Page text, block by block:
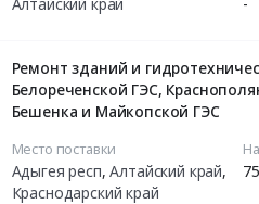
Ремонт зданий и
Белореченской ГЭС,
Бешенка и Майкопской ГЭС
Место поставки
Адыгея респ,Алтайский край,
Краснодарский край